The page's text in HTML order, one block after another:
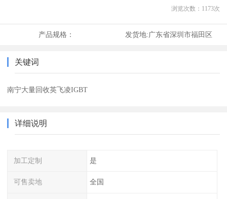
浏览次数： 1173次
产品规格： 发货地:广东省深圳市福田区
关键词
南宁大量回收英飞凌IGBT
详细说明
加工定制 是
可售卖地 全国